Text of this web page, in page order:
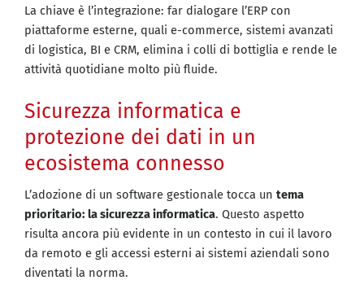
La chiave è l’integrazione: far dialogare l’ERP con
piattaforme esterne, quali e-commerce, sistemi avanzati
di logistica, BI e CRM, elimina i colli di bottiglia e rende le
attività quotidiane molto più fluide.
Sicurezza informatica e
protezione dei dati in un
ecosistema connesso
L’adozione di un software gestionale tocca un tema
prioritario: la sicurezza informatica. Questo aspetto
risulta ancora più evidente in un contesto in cui il lavoro
da remoto e gli accessi esterni ai sistemi aziendali sono
diventati la norma.